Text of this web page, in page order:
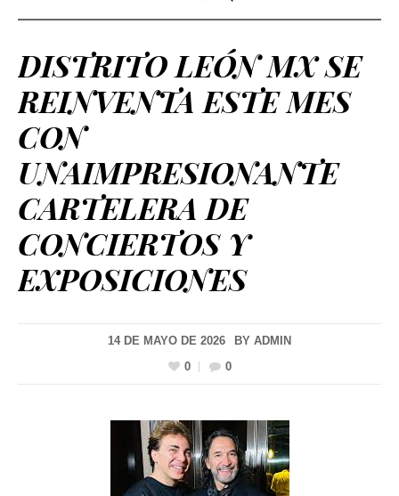
DISTRITO LEÓN MX SE
REINVENTA ESTE MES
CON
UNAIMPRESIONANTE
CARTELERA DE
CONCIERTOS Y
EXPOSICIONES
14 DE MAYO DE 2026 BY ADMIN
0
0